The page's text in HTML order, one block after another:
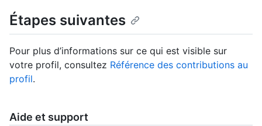
Étapes suivantes
Pour plus d’informations sur ce qui est visible sur
votre profil, consultez Référence des contributions au
profil.
Aide et support